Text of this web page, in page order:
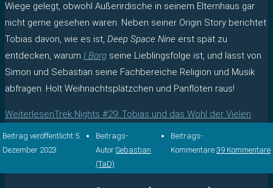
Wiege gelegt, obwohl Außerirdische in seinem Elternhaus gar
nicht gerne gesehen waren. Neben seiner Origin Story berichtet
Tobias davon, wie es ist, Deep Space Nine erst spät zu
entdecken, warum I Borg seine Lieblingsfolge ist, und lässt von
Simon und Sebastian seine Fachbereiche Religion und Musik
abfragen. Holt Weihnachtsplätzchen und Panflöten raus!
WeiterlesenTrek Nights #29: Tobias und das Wohl der Vielen
Beitrag veröffentlicht:5.
Dezember 2023
Beitrags-
Autor:Sebastian
(TaD)
Beitrags-
Kommentare:39 Kommentare